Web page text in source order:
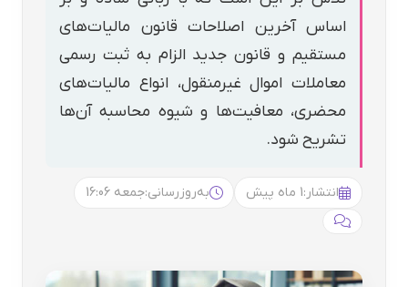
اساس آخرین اصلاحات قانون مالیات‌های
مستقیم و قانون جدید الزام به ثبت رسمی
معاملات اموال غیرمنقول، انواع مالیات‌های
محضری، معافیت‌ها و شیوه محاسبه آن‌ها
تشریح شود.
انتشار:1 ماه پیش به‌روزرسانی:جمعه 16:06